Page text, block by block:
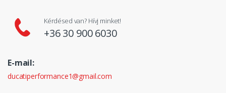
Kérdésed van? Hívj minket!
+36 30 900 6030
E-mail:
ducatiperformance1@gmail.com